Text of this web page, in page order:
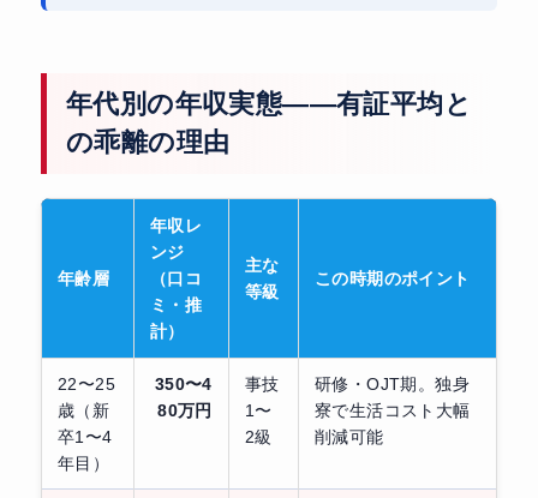
年代別の年収実態——有証平均と
の乖離の理由
年齢層
年収レ
ンジ
（口コ
ミ・推
計）
主な
等級
この時期のポイント
22〜25
歳（新
卒1〜4
年目）
350〜4
80万円
事技
1〜
2級
研修・OJT期。独身
寮で生活コスト大幅
削減可能